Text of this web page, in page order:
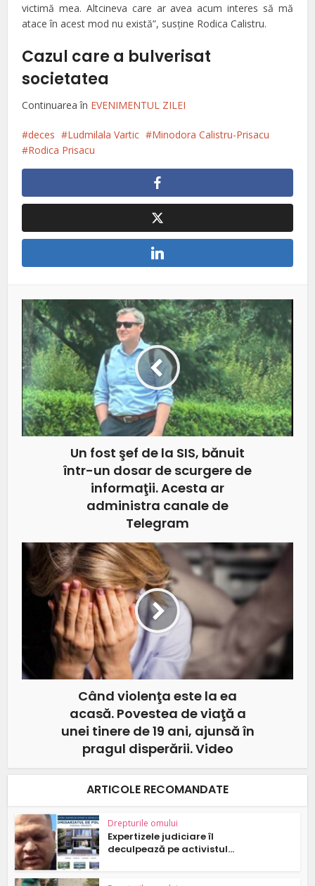
victimă mea. Altcineva care ar avea acum interes să mă
atace în acest mod nu există”, susţine Rodica Calistru.
Cazul care a bulverisat
societatea
Continuarea în EVENIMENTUL ZILEI
deces Ludmilala Vartic
Minodora Calistru-Prisacu
Rodica Prisacu
Un fost şef de la SIS, bănuit
într-un dosar de scurgere de
informaţii. Acesta ar
administra canale de
Telegram
Când violenţa este la ea
acasă. Povestea de viaţă a
unei tinere de 19 ani, ajunsă în
pragul disperării. Video
ARTICOLE RECOMANDATE
Drepturile omului
Expertizele judiciare îl
deculpează pe activistul...